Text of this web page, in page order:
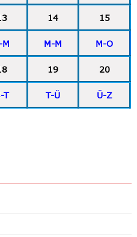
14 15
M M-M M-O
19 20
T T-Ü Ü-Z